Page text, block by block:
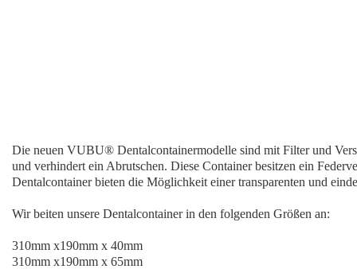
Die neuen VUBU® Dentalcontainermodelle sind mit Filter und
und verhindert ein Abrutschen. Diese Container besitzen ein
Dentalcontainer bieten die Möglichkeit einer transparenten und
Wir beiten unsere Dentalcontainer in den folgenden Größen an:
310mm x190mm x 40mm
310mm x190mm x 65mm